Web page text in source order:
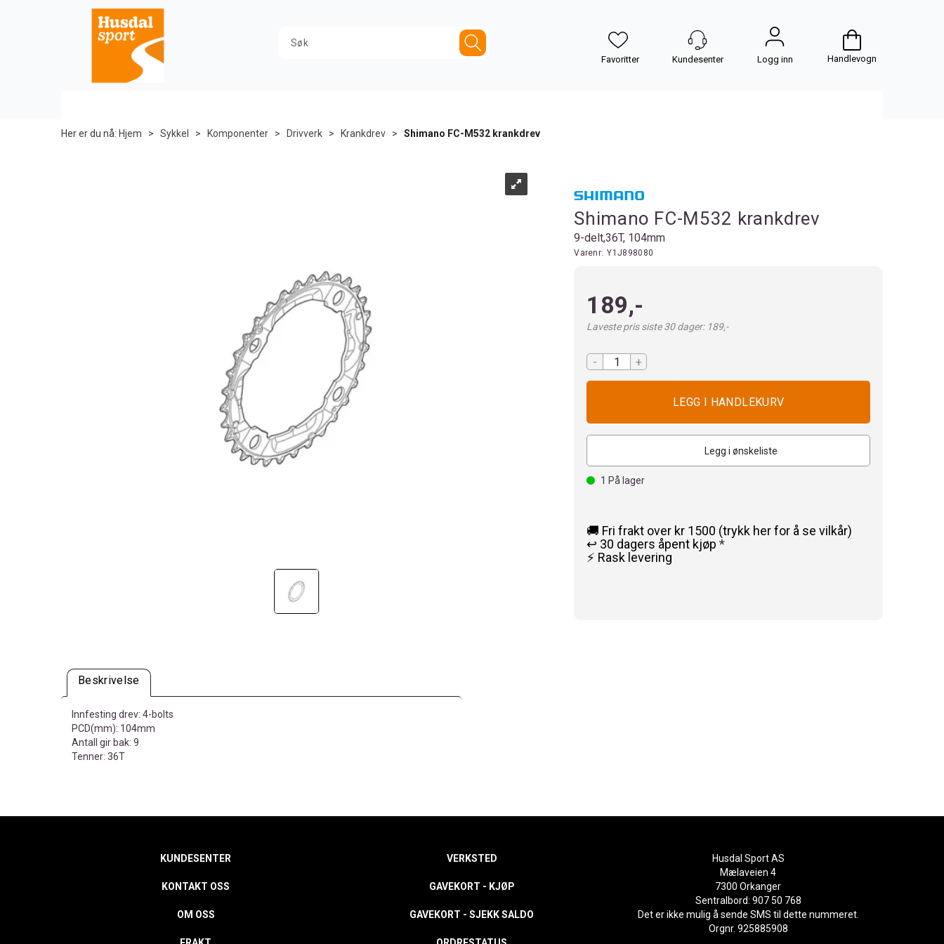
Logg inn Handlevogn
Her er du nå: Hjem > Sykkel > Komponenter > Drivverk > Krankdrev > Shimano FC-M532 krankdrev
Shimano FC-M532 krankdrev
9-delt,36T, 104mm
Varenr: Y1J898080
189,-
Laveste pris siste 30 dager: 189,-
- +
Legg i ønskeliste
1 På lager
🚚 Fri frakt over kr 1500 (trykk her for å se vilkår)
↩️ 30 dagers åpent kjøp*
⚡ Rask levering
Beskrivelse
Innfesting drev: 4-bolts
PCD(mm): 104mm
Antall gir bak: 9
Tenner: 36T
KUNDESENTER
KONTAKT OSS
OM OSS
VERKSTED
GAVEKORT - KJØP
GAVEKORT - SJEKK SALDO
Husdal Sport AS
Mælaveien 4
7300 Orkanger
Sentralbord: 907 50 768
Det er ikke mulig å sende SMS til dette nummeret.
Orgnr. 925885908